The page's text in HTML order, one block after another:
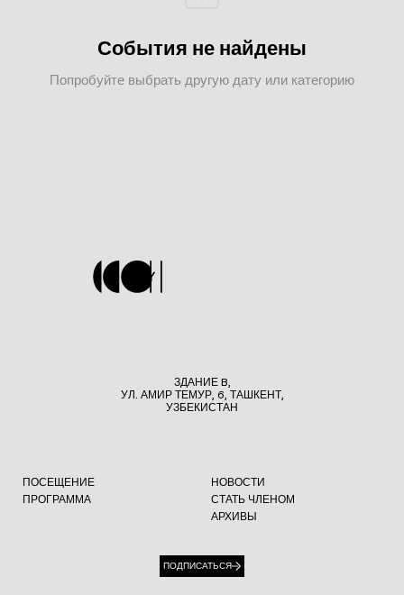
События не найдены
Попробуйте выбрать другую дату или категорию
ЗДАНИЕ B,
УЛ. АМИР ТЕМУР, 6, ТАШКЕНТ,
УЗБЕКИСТАН
ПОСЕЩЕНИЕ
ПРОГРАММА
НОВОСТИ
СТАТЬ ЧЛЕНОМ
АРХИВЫ
ПОДПИСАТЬСЯ